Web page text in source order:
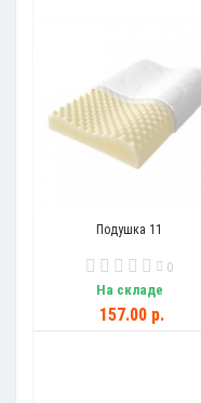
Подушка 11
0
На складе
157.00 р.